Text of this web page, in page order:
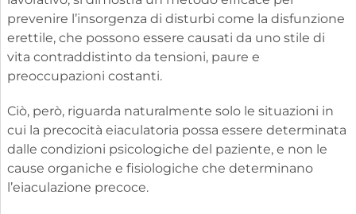
prevenire l’insorgenza di disturbi come la disfunzione
erettile, che possono essere causati da uno stile di
vita contraddistinto da tensioni, paure e
preoccupazioni costanti.
Ciò, però, riguarda naturalmente solo le situazioni in
cui la precocità eiaculatoria possa essere determinata
dalle condizioni psicologiche del paziente, e non le
cause organiche e fisiologiche che determinano
l’eiaculazione precoce.